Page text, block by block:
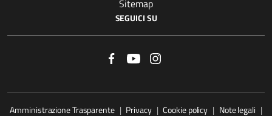
SEGUICI SU
Sitemap
Amministrazione Trasparente | Privacy | Cookie policy | Note legali |